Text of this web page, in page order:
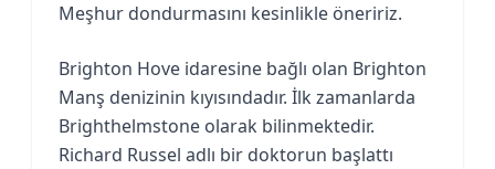
Meşhur dondurmasını kesinlikle öneririz.
Brighton Hove idaresine bağlı olan Brighton
Manş denizinin kıyısındadır. İlk zamanlarda
Brighthelmstone olarak bilinmektedir.
Richard Russel adlı bir doktorun başlattı